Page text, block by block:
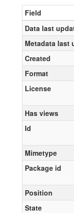
Field
Data last
Metadata last
Created
Format
License
Has views
Id
Mimetype
Package id
Position
State